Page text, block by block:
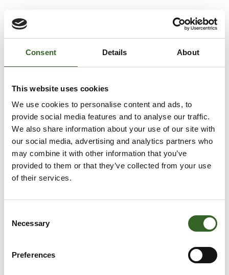
Consent Details About
This website uses cookies
We use cookies to personalise content and ads, to
provide social media features and to analyse our traffic.
We also share information about your use of our site with
our social media, advertising and analytics partners who
may combine it with other information that you’ve
provided to them or that they’ve collected from your use
of their services.
Selection
Necessary
Preferences